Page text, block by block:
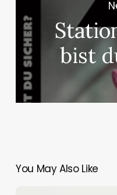
bist
You May Also Like